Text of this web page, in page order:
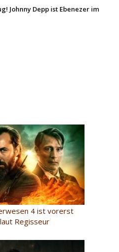
Johnny Depp ist Ebenezer im
4 ist vorerst
Regisseur